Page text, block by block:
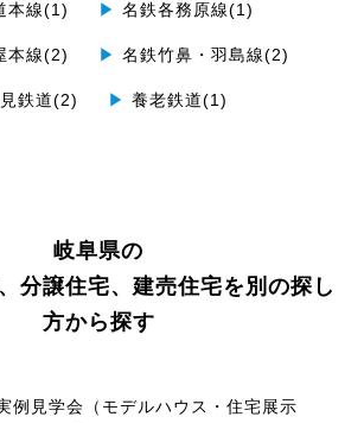
本線(1) ▶ 名鉄各務原線(1)
本線(2) ▶ 名鉄竹鼻・羽島線(2)
鉄道(2) ▶ 養老鉄道(1)
岐阜県の
分譲住宅、建売住宅を別の探し
方から探す
例見学会（モデルハウス・住宅展示